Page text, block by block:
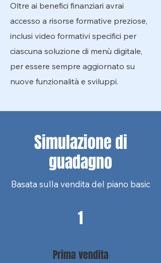
Oltre ai benefici finanziari avrai
accesso a risorse formative preziose,
inclusi video formativi specifici per
ciascuna soluzione di menù digitale,
per essere sempre aggiornato su
nuove funzionalità e sviluppi.
Simulazione di
guadagno
Basata sulla vendita del piano basic
Prima vendita
1